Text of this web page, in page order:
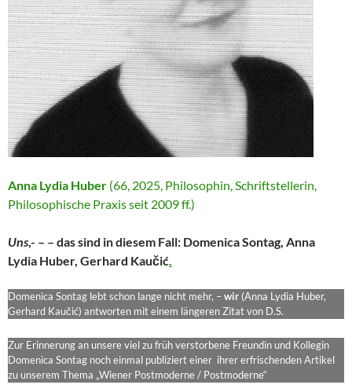
Anna Lydia Huber (66, 2025, Philosophin, Schriftstellerin,
Philosophische Praxis seit 2009 ff.)
Uns,- – – das sind in diesem Fall: Domenica Sontag, Anna
Lydia Huber, Gerhard Kaučić.
Domenica Sontag lebt schon lange nicht mehr, –wir (Anna Lydia Huber,
Gerhard Kaučić) antworten mit einem längeren Zitat von D.S.
Zur Erinnerung an unsere viel zu früh verstorbene Freundin und Kollegin
Domenica Sontag noch einmal publiziert einer ihrer erfrischenden Artikel
zu unserem Thema „Wiener Postmoderne / Postmoderne“